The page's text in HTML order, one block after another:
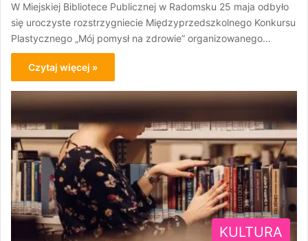
W Miejskiej Bibliotece Publicznej w Radomsku 25 maja odbyło
się uroczyste rozstrzygniecie Międzyprzedszkolnego Konkursu
Plastycznego „Mój pomysł na zdrowie” organizowanego…
Czytaj więcej »
KULTURA